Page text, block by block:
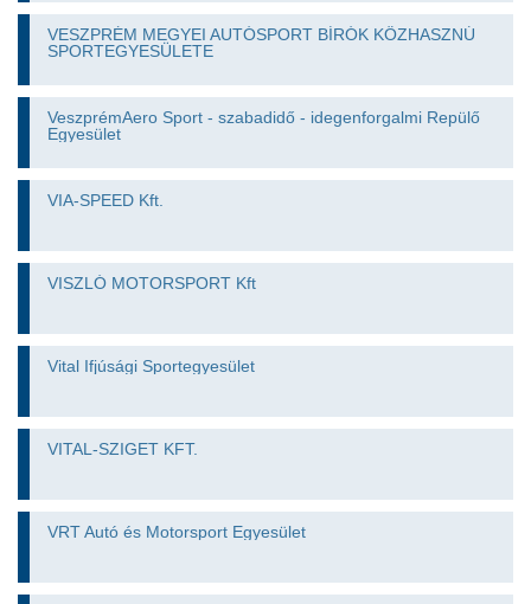
VESZPRÉM MEGYEI AUTÓSPORT BÍRÓK KÖZHASZNÚ
SPORTEGYESÜLETE
VeszprémAero Sport - szabadidő - idegenforgalmi Repülő
Egyesület
VIA-SPEED Kft.
VISZLÓ MOTORSPORT Kft
Vital Ifjúsági Sportegyesület
VITAL-SZIGET KFT.
VRT Autó és Motorsport Egyesület